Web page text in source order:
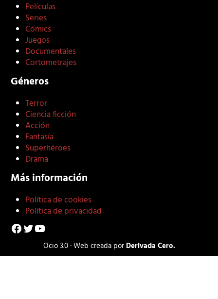
Películas
Series
Cómics
Juegos
Documentales
Cortometrajes
Géneros
Terror
Ciencia ficción
Acción
Fantasía
Superhéroes
Drama
Más información
Política de cookies
Política de privacidad
Facebook
Twitter
YouTube
Ocio 3.0 · Web creada por Derivada Cero.